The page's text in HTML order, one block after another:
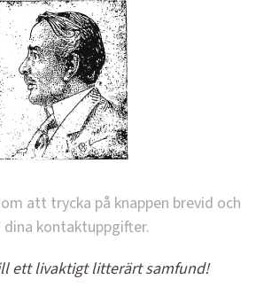
att trycka på knappen brevid och
dina kontaktuppgifter.
ett livaktigt litterärt samfund!